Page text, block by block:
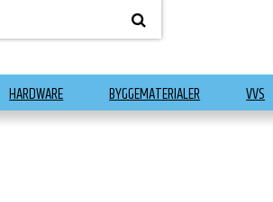
HARDWARE BYGGEMATERIALER VVS